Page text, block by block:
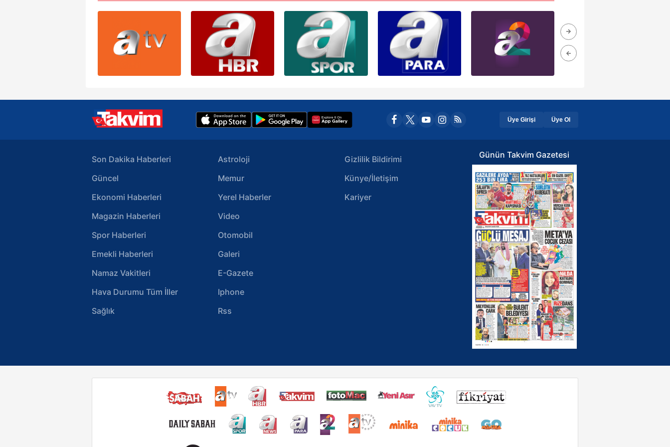
Üye Girişi Üye Ol
Son Dakika Haberleri
Güncel
Ekonomi Haberleri
Magazin Haberleri
Spor Haberleri
Emekli Haberleri
Namaz Vakitleri
Hava Durumu Tüm İller
Sağlık
Astroloji
Memur
Yerel Haberler
Video
Otomobil
Galeri
E-Gazete
Iphone
Rss
Gizlilik Bildirimi
Künye/İletişim
Kariyer
Günün Takvim Gazetesi